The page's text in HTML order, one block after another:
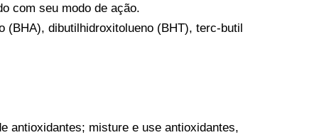
com seu modo de ação.
(BHA), dibutilhidroxitolueno (BHT), terc-butil
antioxidantes; misture e use antioxidantes,